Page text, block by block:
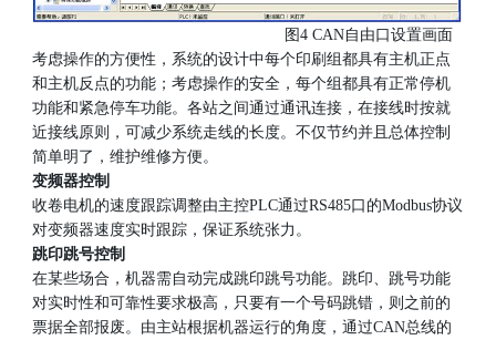
图4 CAN自由口设置画面
考虑操作的方便性，系统的设计中每个印刷组都具有主机正点
和主机反点的功能；考虑操作的安全，每个组都具有正常停机
功能和紧急停车功能。各站之间通过通讯连接，在接线时按就
近接线原则，可减少系统走线的长度。不仅节约并且总体控制
简单明了，维护维修方便。
变频器控制
收卷电机的速度跟踪调整由主控PLC通过RS485口的Modbus协议
对变频器速度实时跟踪，保证系统张力。
跳印跳号控制
在某些场合，机器需自动完成跳印跳号功能。跳印、跳号功能
对实时性和可靠性要求极高，只要有一个号码跳错，则之前的
票据全部报废。由主站根据机器运行的角度，通过CAN总线的